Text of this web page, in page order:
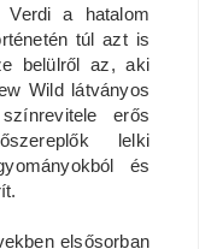
Verdi a hatalom
túl azt is
belülről az, aki
Wild látványos
erős
lelki
és
elsősorban